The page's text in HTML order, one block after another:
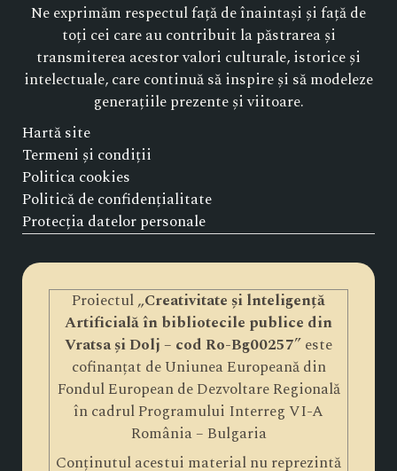
Ne exprimăm respectul față de înaintași și față de
toți cei care au contribuit la păstrarea și
transmiterea acestor valori culturale, istorice și
intelectuale, care continuă să inspire și să modeleze
generațiile prezente și viitoare.
Hartă site
Termeni și condiții
Politica cookies
Politică de confidențialitate
Protecția datelor personale
Proiectul „Creativitate și lnteligență
Artificială în bibliotecile publice din
Vratsa și Dolj – cod Ro-Bg00257” este
cofinanțat de Uniunea Europeană din
Fondul European de Dezvoltare Regională
în cadrul Programului Interreg VI-A
România – Bulgaria
Conținutul acestui material nu reprezintă